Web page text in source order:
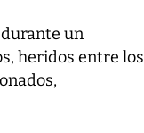
durante un
heridos entre los